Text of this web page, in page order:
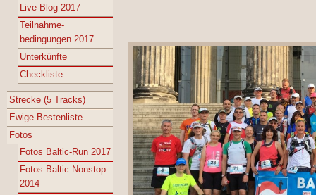
Live-Blog 2017
Teilnahme-
bedingungen 2017
Unterkünfte
Checkliste
Strecke (5 Tracks)
Ewige Bestenliste
Fotos
Fotos Baltic-Run 2017
Fotos Baltic Nonstop
2014